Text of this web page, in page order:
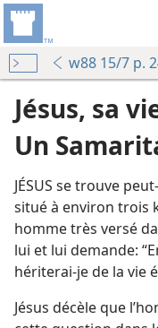
w88 15/7 p.
La Tour de Garde annonce le Royaume de Jéhovah 1984
Jésus, sa
Un
JÉSUS se trouve
situé à environ trois
homme très versé
lui et lui demande:
hériterai-je de la vie
Jésus décèle que